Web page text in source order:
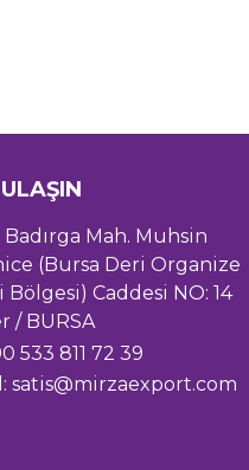
Badırga Mah. Muhsin
(Bursa Deri Organize
Bölgesi) Caddesi NO: 14
/ BURSA
533 811 72 39
satis@mirzaexport.com